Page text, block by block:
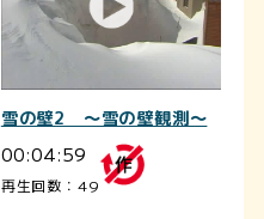
雪の壁2 ～雪の壁観測～
00:04:59
再生回数：49